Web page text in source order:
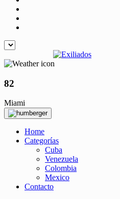
82
Miami
Home
Categorías
Cuba
Venezuela
Colombia
Mexico
Contacto